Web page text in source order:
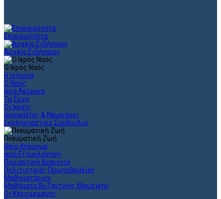
Επικαιρότητα
Αρχείο Ειδήσεων
Ο Ιερός Ναός
Η Ιστορία
Ο Ναός
Ιερά Λείψανα
Τα Έργα
Οι Ιερείς
Ιεροψάλτες & Νεωκόροι
Εκκλησιαστικό Συμβούλιο
Πνευματική Ζωή
Θείο Κήρυγμα
Ιερά Εξομολόγηση
Ποιμαντική Διακονία
Πολιτιστικές Πρωτοβουλίες
Μαθηματάριον
Μαθήματα Βυζαντινής Μουσικής
Οι Κεκοιμημένοι